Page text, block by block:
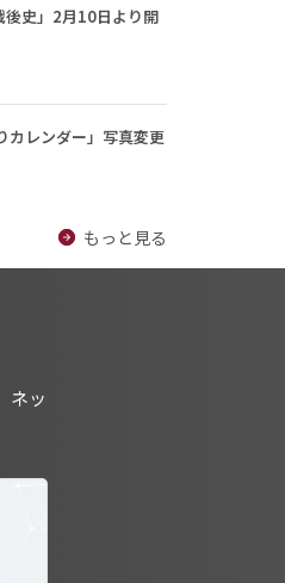
後史」2月10日より開
カレンダー」写真変更
もっと見る
ネッ